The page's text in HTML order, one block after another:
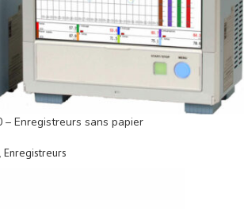
– Enregistreurs sans papier
, Enregistreurs